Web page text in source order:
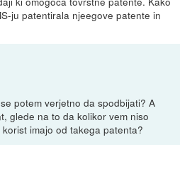
ju patentirala njeegove patente in
potem verjetno da spodbijati? A
glede na to da kolikor vem niso
imajo od takega patenta?